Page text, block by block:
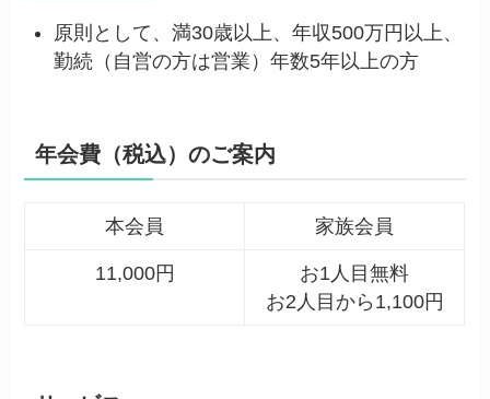
原則として、満30歳以上、年収500万円以上、
勤続（自営の方は営業）年数5年以上の方
年会費（税込）のご案内
本会員 家族会員
11,000円
お1人目無料
お2人目から1,100円